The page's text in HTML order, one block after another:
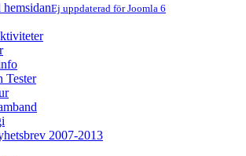
Ej uppdaterad för Joomla 6
Tester
2007-2013